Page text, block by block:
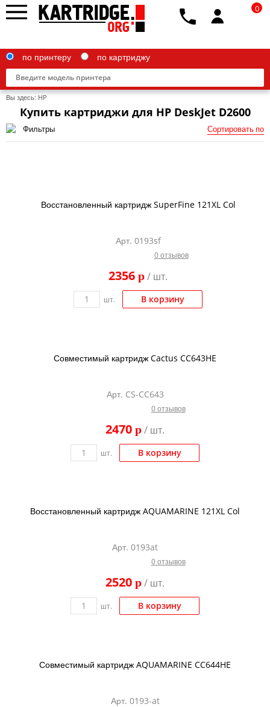
Konica Minolta
Для франкировальной машины
по принтеру по картриджу
0
Вы здесь: HP
Купить картриджи для HP DeskJet D2600
Фильтры Сортировать по
Восстановленный картридж SuperFine 121XL Col
Арт. 0193sf
0 отзывов
2356 p/ шт.
шт. В корзину
Совместимый картридж Cactus CC643HE
Арт. CS-CC643
0 отзывов
2470 p/ шт.
шт. В корзину
Восстановленный картридж AQUAMARINE 121XL Col
Арт. 0193at
0 отзывов
2520 p/ шт.
шт. В корзину
Совместимый картридж AQUAMARINE CC644HE
Арт. 0193-at